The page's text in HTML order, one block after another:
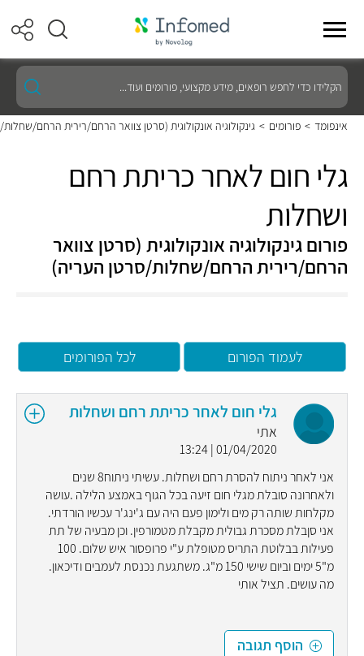
הקלידו
כדי
לחפש
רופאים,
מידע
פורומים
ועוד...
אינפומד > פורומים > גינקולוגיה אונקולוגית (סרטן צוואר הרחם/רירית הרחם/
גלי חום לאחר כריתת רחם
ושחלות
פורום גינקולוגיה אונקולוגית (סרטן צוואר
הרחם/רירית הרחם/שחלות/סרטן העריה)
לעמוד הפורום לכל הפורומים
גלי חום לאחר כריתת רחם ושחלות
אתי
01/04/2020 | 13:24
אני לאחר ניתוח להסרת רחם ושחלות. עשיתי ניתוח8 שנים
ולאחרונה סובלת מגלי חום זיעה בכל הגוף באמצע הלילה .עושה
מקלחות שותה רק מים ולימון פעם היה עם ג'ינג'ר עכשיו הורדתי.
אני סןבלת מסכרת גבולית מקבלת מטמורפין. וכן מבעיה של תת
פעילות בבלוטת התריס מטופלת ע"י פרופסור איש שלום. 100
מ"5 ימים וביום שישי 150 מ"ג. משתגעת נכנסת לעמבים ודיכאון.
מה עושים. תציל אותי
הוסף תגובה